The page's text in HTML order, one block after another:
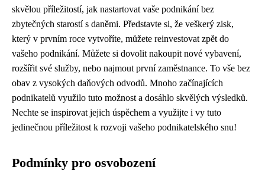
skvělou příležitostí, jak nastartovat vaše podnikání bez
zbytečných starostí s daněmi. Představte si, že veškerý zisk,
který v prvním roce vytvoříte, můžete reinvestovat zpět do
vašeho podnikání. Můžete si dovolit nakoupit nové vybavení,
rozšířit své služby, nebo najmout první zaměstnance. To vše bez
obav z vysokých daňových odvodů. Mnoho začínajících
podnikatelů využilo tuto možnost a dosáhlo skvělých výsledků.
Nechte se inspirovat jejich úspěchem a využijte i vy tuto
jedinečnou příležitost k rozvoji vašeho podnikatelského snu!
Podmínky pro osvobození